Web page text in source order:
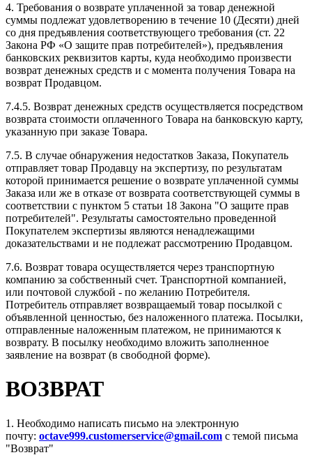
4. Требования о возврате уплаченной за товар денежной
суммы подлежат удовлетворению в течение 10 (Десяти) дней
со дня предъявления соответствующего требования (ст. 22
Закона РФ «О защите прав потребителей»), предъявления
банковских реквизитов карты, куда необходимо произвести
возврат денежных средств и с момента получения Товара на
возврат Продавцом.
7.4.5. Возврат денежных средств осуществляется посредством
возврата стоимости оплаченного Товара на банковскую карту,
указанную при заказе Товара.
7.5. В случае обнаружения недостатков Заказа, Покупатель
отправляет товар Продавцу на экспертизу, по результатам
которой принимается решение о возврате уплаченной суммы
Заказа или же в отказе от возврата соответствующей суммы в
соответствии с пунктом 5 статьи 18 Закона "О защите прав
потребителей". Результаты самостоятельно проведенной
Покупателем экспертизы являются ненадлежащими
доказательствами и не подлежат рассмотрению Продавцом.
7.6. Возврат товара осуществляется через транспортную
компанию за собственный счет. Транспортной компанией,
или почтовой службой - по желанию Потребителя.
Потребитель отправляет возвращаемый товар посылкой с
объявленной ценностью, без наложенного платежа. Посылки,
отправленные наложенным платежом, не принимаются к
возврату. В посылку необходимо вложить заполненное
заявление на возврат (в свободной форме).
ВОЗВРАТ
1. Необходимо написать письмо на электронную
почту: octave999.customerservice@gmail.com с темой письма
"Возврат"